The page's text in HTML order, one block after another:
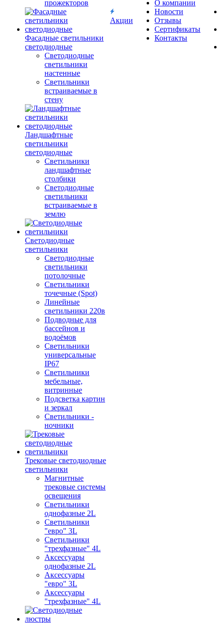
прожекторов
Фасадные светильники
светодиодные
Светодиодные
светильники
настенные
Светильники
встраиваемые в
стену
Ландшафтные
светильники
светодиодные
Светильники
ландшафтные
столбики
Светодиодные
светильники
встраиваемые в
землю
Светодиодные
светильники
Светодиодные
светильники
потолочные
Светильники
точечные (Spot)
Линейные
светильники 220в
Подводные для
бассейнов и
водоёмов
Светильники
универсальные
IP67
Светильники
мебельные,
витринные
Подсветка картин
и зеркал
Светильники -
ночники
Трековые светодиодные
светильники
Магнитные
трековые системы
освещения
Светильники
однофазные 2L
Светильники
"евро" 3L
Светильники
"трехфазные" 4L
Аксессуары
однофазные 2L
Аксессуары
"евро" 3L
Аксессуары
"трехфазные" 4L
Акции
О компании
Новости
Отзывы
Сертификаты
Контакты